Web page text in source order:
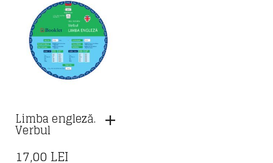
Limba engleză.
Verbul
17,00 LEI